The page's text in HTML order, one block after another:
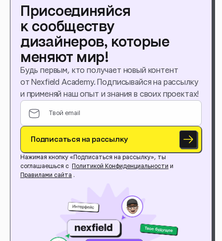
Присоединяйся
к сообществу
дизайнеров, которые
меняют мир!
Будь первым, кто получает новый контент
от Nexfield Academy. Подписывайся на рассылку
и применяй наш опыт и знания в своих проектах!
Подписаться на рассылку
Нажимая кнопку «Подписаться на рассылку», ты
соглашаешься с
Политикой Конфиденциальности и
Правилами сайта .